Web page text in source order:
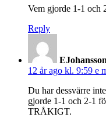
Vem gjorde 1-1 och
Reply
12 år ago kl. 9:59 e
Du har dessvärre
gjorde 1-1 och 2-1
TRÅKIGT.